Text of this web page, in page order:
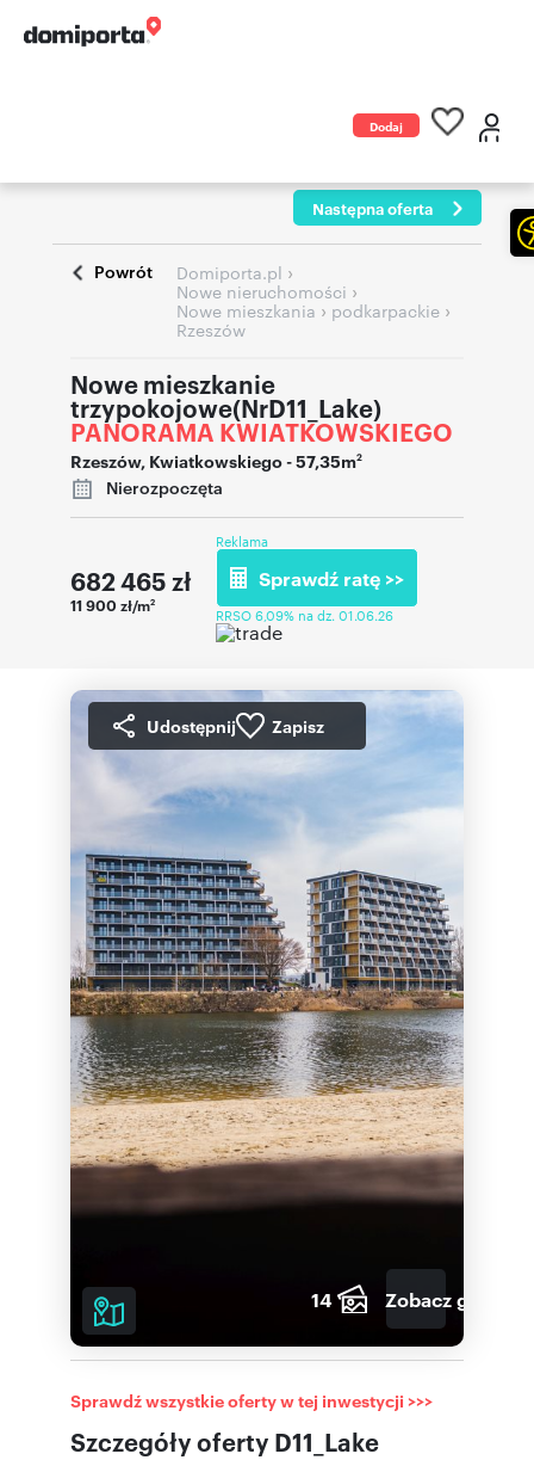
Dodaj
Następna oferta
Powrót Domiporta.pl ›
Nowe nieruchomości ›
Nowe mieszkania › podkarpackie ›
Rzeszów
Nowe mieszkanie
trzypokojowe(NrD11_Lake)
PANORAMA KWIATKOWSKIEGO
Rzeszów, Kwiatkowskiego- 57,35m2
Nierozpoczęta
682 465 zł
11 900 zł/m2
Reklama
Sprawdź ratę >>
RRSO 6,09% na dz. 01.06.26
Udostępnij Zapisz
14 Zobacz galerię
Szczegóły oferty D11_Lake
Sprawdź wszystkie oferty w tej inwestycji >>>